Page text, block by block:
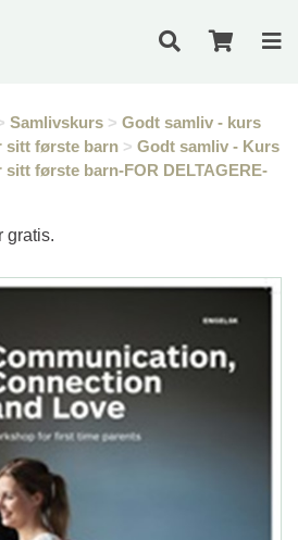
Samlivskurs > Godt samliv - kurs
sitt første barn > Godt samliv - Kurs
første barn-FOR DELTAGERE-
gratis.